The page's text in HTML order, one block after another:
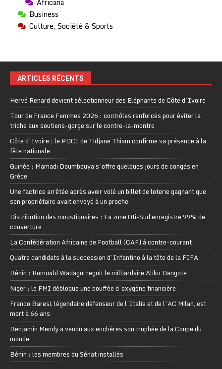
Business
Culture, Société & Sports
ARTICLES RÉCENTS
Hervé Renard devient sélectionneur des Eléphants de Côte d’Ivoire
Tour de France Femmes 2026 : contrôles renforcés pour éviter la
triche aux soutiens-gorge sur le contre-la-montre
Côte d’Ivoire : le PDCI de Tidjane Thiam confirme sa présence à la
fête nationale
Guinée : Mamadi Doumbouya s’offre quelques jours de congés en
Grèce
Une factrice arrêtée après avoir volé un billet de loterie gagnant que
son propriétaire avait envoyé à un proche
Distribution des moustiquaires : La zone Oti-Sud enregistre 99% de
couverture
La Confédération Africaine de Football (CAF) à contre-courant
Quatre candidats à la succession d’Infantino à la tête de la FIFA
Bénin : Romuald Wadagni reçoit le milliardaire Aliko Dangote
Niger : le FMI débloque une bouffée d’oxygène financière
Franco Baresi, légendaire défenseur de l’Italie et de l’AC Milan, est
mort à 66 ans
Benjamin Mendy a vendu aux enchères son trophée de la Coupe du
monde
Bénin : les membres du Sénat installés